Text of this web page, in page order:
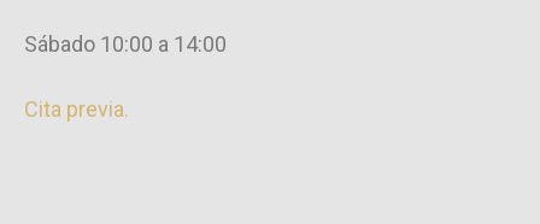
Sábado 10:00 a 14:00
Cita previa.